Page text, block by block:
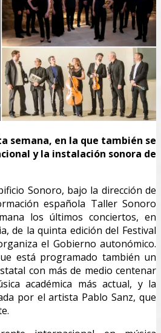
semana, en la que también se
y la instalación sonora de
Sonoro, bajo la dirección de
española Taller Sonoro
los últimos conciertos, en
de la quinta edición del Festival
el Gobierno autonómico.
está programado también un
con más de medio centenar
académica más actual, y la
por el artista Pablo Sanz, que